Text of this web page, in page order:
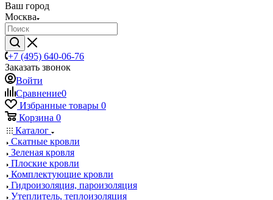
Ваш город
Москва
+7 (495) 640-06-76
Заказать звонок
Войти
Сравнение0
Избранные товары 0
Корзина 0
Каталог
Скатные кровли
Зеленая кровля
Плоские кровли
Комплектующие кровли
Гидроизоляция, пароизоляция
Утеплитель, теплоизоляция